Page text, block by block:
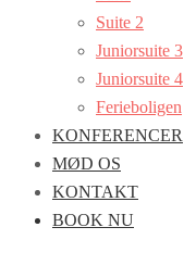
Suite 2
Juniorsuite 3
Juniorsuite 4
Ferieboligen
KONFERENCER
MØD OS
KONTAKT
BOOK NU